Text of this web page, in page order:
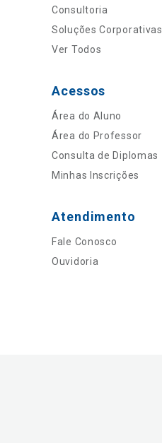
Consultoria
Soluções Corporativas
Ver Todos
Acessos
Área do Aluno
Área do Professor
Consulta de Diplomas
Minhas Inscrições
Atendimento
Fale Conosco
Ouvidoria